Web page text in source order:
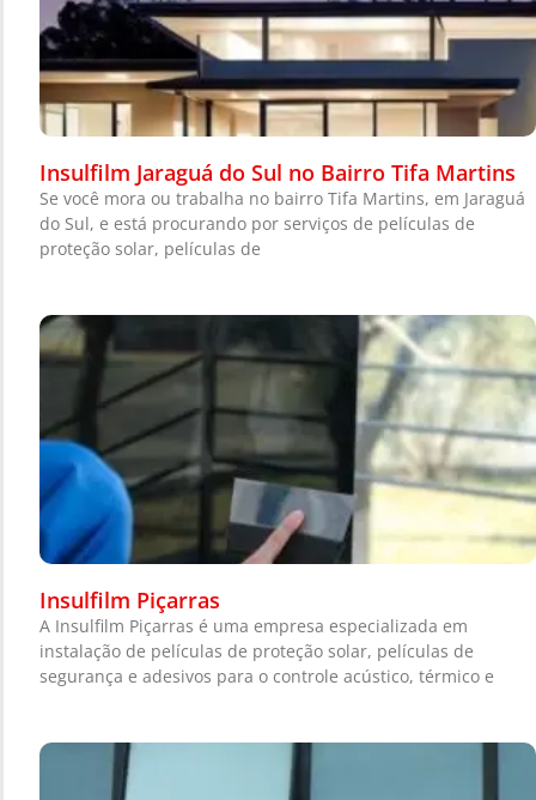
Insulfilm Jaraguá do Sul no Bairro Tifa Martins
Se você mora ou trabalha no bairro Tifa Martins, em Jaraguá
do Sul, e está procurando por serviços de películas de
proteção solar, películas de
Insulfilm Piçarras
A Insulfilm Piçarras é uma empresa especializada em
instalação de películas de proteção solar, películas de
segurança e adesivos para o controle acústico, térmico e